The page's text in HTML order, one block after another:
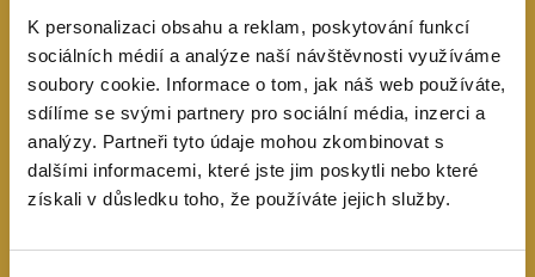
K personalizaci obsahu a reklam, poskytování funkcí
sociálních médií a analýze naší návštěvnosti využíváme
soubory cookie. Informace o tom, jak náš web používáte,
sdílíme se svými partnery pro sociální média, inzerci a
analýzy. Partneři tyto údaje mohou zkombinovat s
dalšími informacemi, které jste jim poskytli nebo které
získali v důsledku toho, že používáte jejich služby.
Glamping Kus Klidu
PROHLÉDNOUT